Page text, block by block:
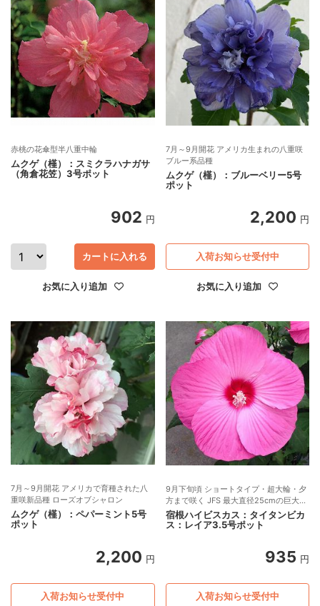
赤桃の花傘型半八重中輪
ムクゲ（槿）：スミクラハナガサ
（角倉花笠）3号ポット
902 円
カートに入れる
お気に入り追加
7月～9月開花 アメリカ生まれの八重咲
ブルー系品種
ムクゲ（槿）：ブルーベリー5号
ポット
2,200 円
お気に入り追加
入荷お知らせ受付中
7月～9月開花 アメリカで育種された八
重咲新品種 ローズオブシャロン
ムクゲ（槿）：ペパーミント5号
ポット
2,200 円
入荷お知らせ受付中
9月下旬頃 ショートタイプ・超大輪・夕
方まで咲く JFS 最大直径25cmの巨大輪
品種・夏～秋開花
宿根ハイビスカス：タイタンビカ
ス：レイア3.5号ポット
935 円
入荷お知らせ受付中